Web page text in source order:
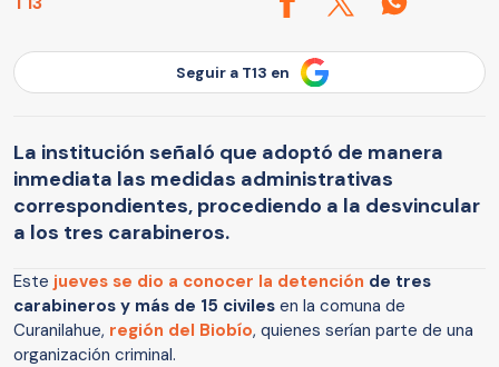
Seguir a T13 en
La institución señaló que adoptó de manera
inmediata las medidas administrativas
correspondientes, procediendo a la desvincular
a los tres carabineros.
Este jueves se dio a conocer la detención de tres
carabineros y más de 15 civiles en la comuna de
Curanilahue, región del Biobío, quienes serían parte de una
organización criminal.